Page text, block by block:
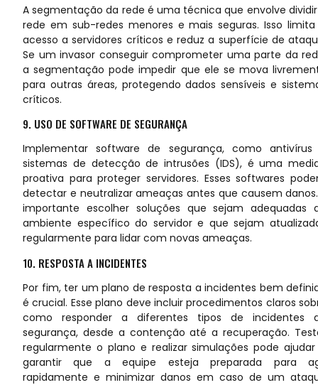
A segmentação da rede é uma técnica que envolve
rede em sub-redes menores e mais seguras. Isso
acesso a servidores críticos e reduz a superfície de
Se um invasor conseguir comprometer uma parte da
a segmentação pode impedir que ele se mova
para outras áreas, protegendo dados sensíveis e
críticos.
9. USO DE SOFTWARE DE SEGURANÇA
Implementar software de segurança, como
sistemas de detecção de intrusões (IDS), é uma
proativa para proteger servidores. Esses softwares
detectar e neutralizar ameaças antes que causem
importante escolher soluções que sejam adequadas
ambiente específico do servidor e que sejam
regularmente para lidar com novas ameaças.
10. RESPOSTA A INCIDENTES
Por fim, ter um plano de resposta a incidentes bem
é crucial. Esse plano deve incluir procedimentos claros
como responder a diferentes tipos de incidentes
segurança, desde a contenção até a recuperação.
regularmente o plano e realizar simulações pode
garantir que a equipe esteja preparada para
rapidamente e minimizar danos em caso de um